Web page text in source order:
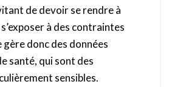
de devoir se rendre à
à des contraintes
gère donc des données
santé, qui sont des
sensibles.